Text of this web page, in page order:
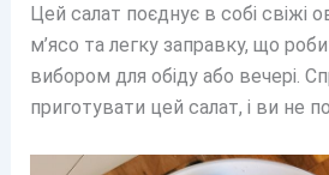
Цей салат поєднує в собі свіжі
м’ясо та легку заправку, що
вибором для обіду або вечері.
приготувати цей салат, і ви не